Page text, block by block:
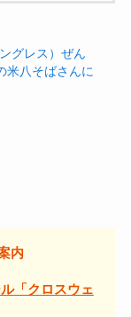
グレス）ぜん
米八そばさんに
内
「クロスウェ